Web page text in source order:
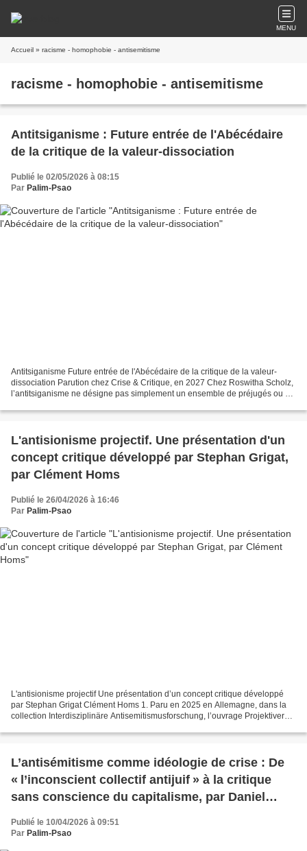
MENU
Accueil » racisme - homophobie - antisemitisme
racisme - homophobie - antisemitisme
Antitsiganisme : Future entrée de l'Abécédaire
de la critique de la valeur-dissociation
Publié le 02/05/2026 à 08:15
Par Palim-Psao
Antitsiganisme Future entrée de l'Abécédaire de la critique de la valeur-
dissociation Parution chez Crise & Critique, en 2027 Chez Roswitha Scholz,
l’antitsiganisme ne désigne pas simplement un ensemble de préjugés ou de
L'antisionisme projectif. Une présentation d'un
concept critique développé par Stephan Grigat,
par Clément Homs
Publié le 26/04/2026 à 16:46
Par Palim-Psao
L'antisionisme projectif Une présentation d’un concept critique développé
par Stephan Grigat Clément Homs 1. Paru en 2025 en Allemagne, dans la
collection Interdisziplinäre Antisemitismusforschung, l’ouvrage Projektiver
L’antisémitisme comme idéologie de crise : De
« l’inconscient collectif antijuif » à la critique
sans conscience du capitalisme, par Daniel
Feldmann
Publié le 10/04/2026 à 09:51
Par Palim-Psao